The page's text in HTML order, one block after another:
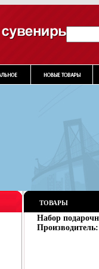
ТОВАРЫ
Набор